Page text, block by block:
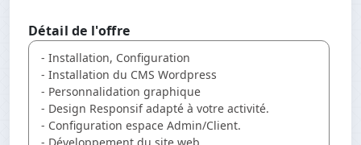
Détail de l'offre